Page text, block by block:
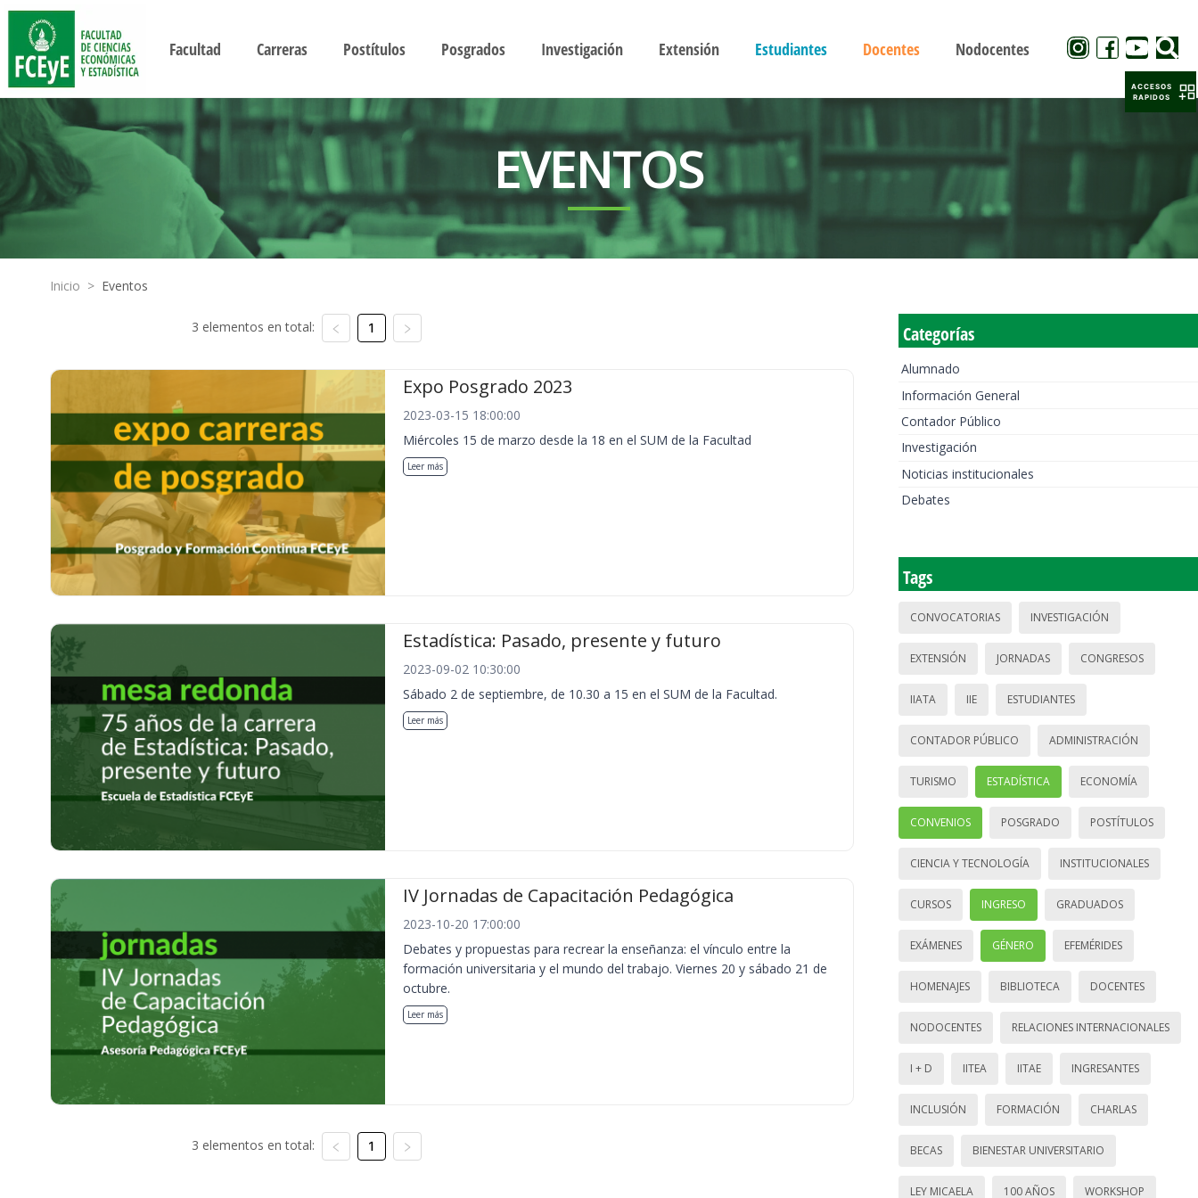
Facultad Carreras Postítulos Posgrados Investigación Extensión Estudiantes Docentes Nodocentes
EVENTOS
Inicio > Eventos
3 elementos en total: 1
Expo Posgrado 2023
2023-03-15 18:00:00
Miércoles 15 de marzo desde la 18 en el SUM de la Facultad
Leer más
Estadística: Pasado, presente y futuro
2023-09-02 10:30:00
Sábado 2 de septiembre, de 10.30 a 15 en el SUM de la Facultad.
Leer más
IV Jornadas de Capacitación Pedagógica
2023-10-20 17:00:00
Debates y propuestas para recrear la enseñanza: el vínculo entre la
formación universitaria y el mundo del trabajo. Viernes 20 y sábado 21 de
octubre.
Leer más
3 elementos en total: 1
Categorías
Alumnado
Información General
Contador Público
Investigación
Noticias institucionales
Debates
Tags
CONVOCATORIAS INVESTIGACIÓN
EXTENSIÓN JORNADAS CONGRESOS
IIATA IIE ESTUDIANTES
CONTADOR PÚBLICO ADMINISTRACIÓN
TURISMO ESTADÍSTICA ECONOMÍA
CONVENIOS POSGRADO POSTÍTULOS
CIENCIA Y TECNOLOGÍA INSTITUCIONALES
CURSOS INGRESO GRADUADOS
EXÁMENES GÉNERO EFEMÉRIDES
HOMENAJES BIBLIOTECA DOCENTES
NODOCENTES RELACIONES INTERNACIONALES
I + D IITEA IITAE INGRESANTES
INCLUSIÓN FORMACIÓN CHARLAS
BECAS BIENESTAR UNIVERSITARIO
LEY MICAELA 100 AÑOS WORKSHOP
ACCESOS
RAPIDOS